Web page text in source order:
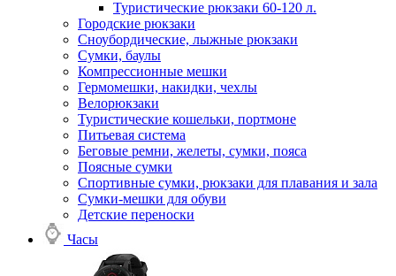
Туристические рюкзаки 60-120 л.
Городские рюкзаки
Сноубордические, лыжные рюкзаки
Сумки, баулы
Компрессионные мешки
Гермомешки, накидки, чехлы
Велорюкзаки
Туристические кошельки, портмоне
Питьевая система
Беговые ремни, желеты, сумки, пояса
Поясные сумки
Спортивные сумки, рюкзаки для плавания и зала
Сумки-мешки для обуви
Детские переноски
Часы